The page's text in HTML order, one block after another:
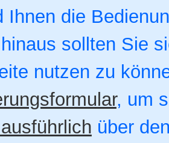
Ihnen die
sollten Sie
nutzen zu
, um
über